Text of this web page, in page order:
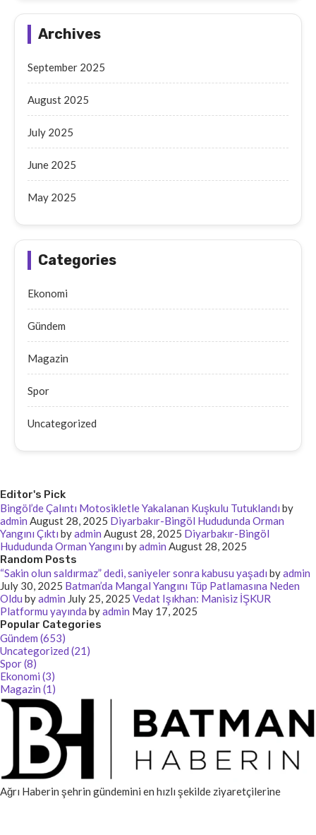
Archives
September 2025
August 2025
July 2025
June 2025
May 2025
Categories
Ekonomi
Gündem
Magazin
Spor
Uncategorized
Editor's Pick
Bingöl’de Çalıntı Motosikletle Yakalanan Kuşkulu Tutuklandı by
admin August 28, 2025 Diyarbakır-Bingöl Hududunda Orman
Yangını Çıktı byadmin August 28, 2025 Diyarbakır-Bingöl
Hududunda Orman Yangını byadmin August 28, 2025
Random Posts
“Sakin olun saldırmaz” dedi, saniyeler sonra kabusu yaşadı byadmin
July 30, 2025 Batman’da Mangal Yangını Tüp Patlamasına Neden
Oldu byadmin July 25, 2025 Vedat Işıkhan: Manisiz İŞKUR
Platformu yayında byadmin May 17, 2025
Popular Categories
Gündem (653)
Uncategorized (21)
Spor (8)
Ekonomi (3)
Magazin (1)
Ağrı Haberin şehrin gündemini en hızlı şekilde ziyaretçilerine